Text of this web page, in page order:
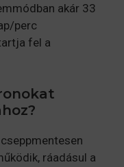
akár 33
perc
fel a
ráadásul a